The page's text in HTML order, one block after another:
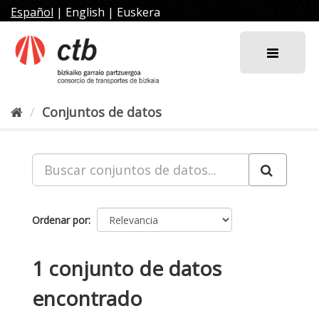
al
contenido
Español | English | Euskera
Conjuntos de datos
Ordenar por
1 conjunto de datos
encontrado